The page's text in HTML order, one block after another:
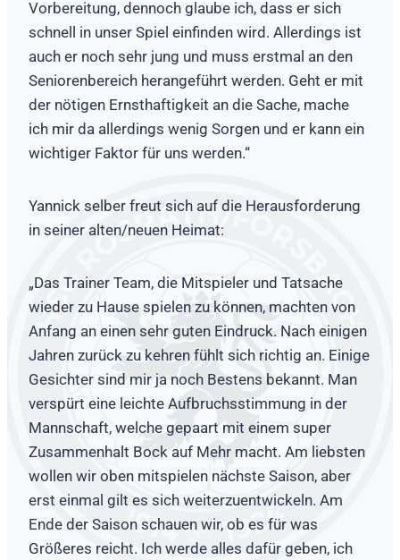
Vorbereitung, dennoch glaube ich, dass er sich
schnell in unser Spiel einfinden wird. Allerdings ist
auch er noch sehr jung und muss erstmal an den
Seniorenbereich herangeführt werden. Geht er mit
der nötigen Ernsthaftigkeit an die Sache, mache
ich mir da allerdings wenig Sorgen und er kann ein
wichtiger Faktor für uns werden.“
Yannick selber freut sich auf die Herausforderung
in seiner alten/neuen Heimat:
„Das Trainer Team, die Mitspieler und Tatsache
wieder zu Hause spielen zu können, machten von
Anfang an einen sehr guten Eindruck. Nach einigen
Jahren zurück zu kehren fühlt sich richtig an. Einige
Gesichter sind mir ja noch Bestens bekannt. Man
verspürt eine leichte Aufbruchsstimmung in der
Mannschaft, welche gepaart mit einem super
Zusammenhalt Bock auf Mehr macht. Am liebsten
wollen wir oben mitspielen nächste Saison, aber
erst einmal gilt es sich weiterzuentwickeln. Am
Ende der Saison schauen wir, ob es für was
Größeres reicht. Ich werde alles dafür geben, ich